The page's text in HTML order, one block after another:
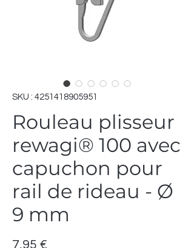
SKU : 4251418905951
Rouleau plisseur
rewagi® 100 avec
capuchon pour
rail de rideau - Ø
9 mm
7,95 €